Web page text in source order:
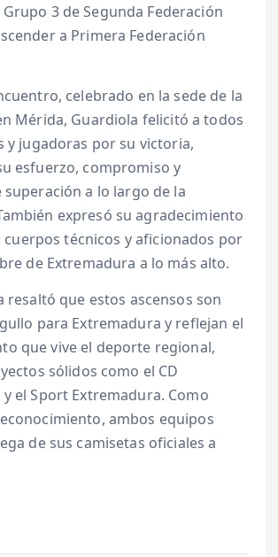
3 de Segunda Federación
a Primera Federación
celebrado en la sede de la
Mérida, Guardiola felicitó a todos
y jugadoras por su victoria,
esfuerzo, compromiso y
superación a lo largo de la
expresó su agradecimiento
cuerpos técnicos y aficionados por
de Extremadura a lo más alto.
resaltó que estos ascensos son
para Extremadura y reflejan el
que vive el deporte regional,
sólidos como el CD
el Sport Extremadura. Como
ambos equipos
de sus camisetas oficiales a